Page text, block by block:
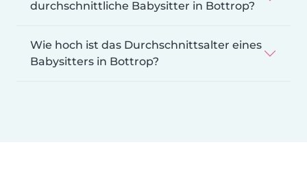
durchschnittliche Babysitter in Bottrop?
Wie hoch ist das Durchschnittsalter eines
Babysitters in Bottrop?